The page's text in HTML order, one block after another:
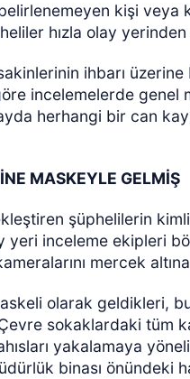
kişi veya
hızla olay
ihbarı
incelemelerde genel
herhangi bir can
MASKEYLE GELMİŞ
şüphelilerin
yeri inceleme ekipleri
mercek altına
olarak geldikleri,
sokaklardaki tüm
yakalamaya
binası